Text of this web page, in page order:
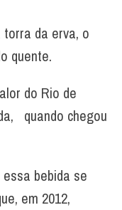
da erva, o
quente.
do Rio de
quando chegou
bebida se
em 2012,